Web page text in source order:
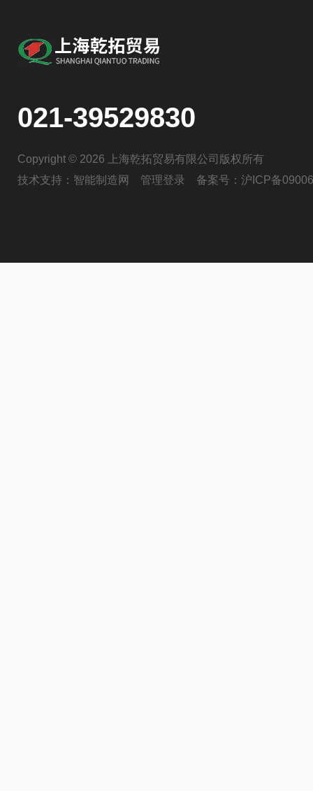
021-39529830
Copyright © 2026 上海乾拓贸易有限公司版权所有
技术支持： 智能制造网 管理登录 备案号： 沪ICP备